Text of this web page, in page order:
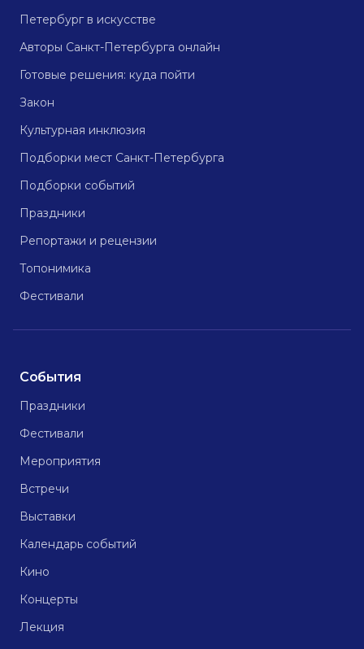
Петербург в искусстве
Авторы Санкт-Петербурга онлайн
Готовые решения: куда пойти
Закон
Культурная инклюзия
Подборки мест Санкт-Петербурга
Подборки событий
Праздники
Репортажи и рецензии
Топонимика
Фестивали
События
Праздники
Фестивали
Мероприятия
Встречи
Выставки
Календарь событий
Кино
Концерты
Лекция